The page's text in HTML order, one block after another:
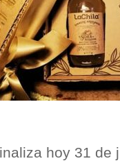
hoy 31 de